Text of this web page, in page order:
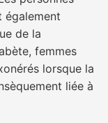
également
de la
femmes
lorsque la
liée à